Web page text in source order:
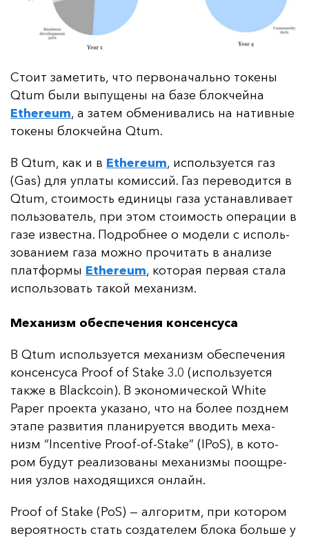
Сто­ит за­ме­тить, что пер­во­на­чаль­но то­ке­ны
Qtum бы­ли вы­пу­ще­ны на ба­зе блок­чей­на
Ethereum, а за­тем об­ме­ни­ва­лись на на­тив­ные
то­ке­ны блок­чей­на Qtum.
В Qtum, как и в Ethereum, ис­поль­зу­ет­ся газ
(Gas) для уп­ла­ты ко­мис­сий. Газ пе­ре­во­дит­ся в
Qtum, сто­имость еди­ни­цы га­за ус­та­нав­ли­ва­ет
поль­зо­ва­тель, при этом сто­имость опе­ра­ции в
га­зе из­вес­тна. Под­роб­нее о мо­де­ли с ис­поль­
зо­ва­ни­ем га­за мож­но про­чи­тать в ана­ли­зе
плат­фор­мы Ethereum, ко­то­рая пер­вая ста­ла
ис­поль­зо­вать та­кой ме­ха­низм.
Механизм обеспечения консенсуса
В Qtum ис­поль­зу­ет­ся ме­ха­низм обес­пе­че­ния
кон­сен­су­са Proof of Stake 3.0 (ис­поль­зу­ет­ся
так­же в Blackcoin). В эко­но­ми­чес­кой White
Paper про­ек­та ука­за­но, что на бо­лее поз­днем
эта­пе раз­ви­тия пла­ни­ру­ет­ся вво­дить ме­ха­
низм “Incentive Proof-of-Stake” (IPoS), в ко­то­
ром бу­дут ре­али­зо­ва­ны ме­ха­низ­мы по­ощ­ре­
ния уз­лов на­хо­дя­щих­ся он­лайн.
Proof of Stake (PoS) — ал­го­ритм, при ко­то­ром
ве­ро­ят­ность стать соз­да­те­лем бло­ка боль­ше у